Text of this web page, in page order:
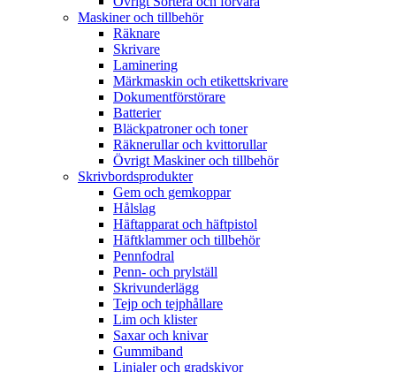
Maskiner och tillbehör
Räknare
Skrivare
Laminering
Märkmaskin och etikettskrivare
Dokumentförstörare
Batterier
Bläckpatroner och toner
Räknerullar och kvittorullar
Övrigt Maskiner och tillbehör
Skrivbordsprodukter
Gem och gemkoppar
Hålslag
Häftapparat och häftpistol
Häftklammer och tillbehör
Pennfodral
Penn- och prylställ
Skrivunderlägg
Tejp och tejphållare
Lim och klister
Saxar och knivar
Gummiband
Linjaler och gradskivor